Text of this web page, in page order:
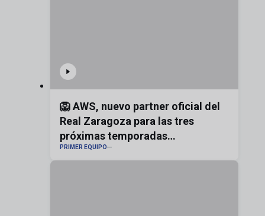
🦁 AWS, nuevo partner oficial del
Real Zaragoza para las tres
próximas temporadas
#realzaragoza
PRIMER EQUIPO